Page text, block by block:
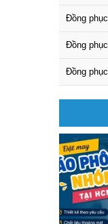
Đồng
Đồng
Đồng